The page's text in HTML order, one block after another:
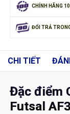
CHÍNH HÃNG
ĐỔI TRẢ
CHI TIẾT
Đặc điểm
Futsal